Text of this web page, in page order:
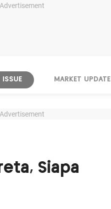
Advertisement
ISSUE MARKET UPDATE
Advertisement
Siapa